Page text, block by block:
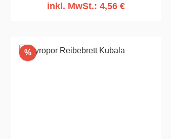
inkl. MwSt.: 4,56 €
%Rabatt